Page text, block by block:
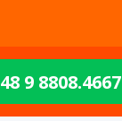
48 9 8808.4667